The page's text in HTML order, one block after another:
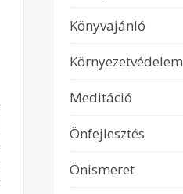
Könyvajánló
Környezetvédelem
Meditáció
Önfejlesztés
Önismeret